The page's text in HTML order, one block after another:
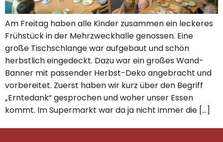
Am Freitag haben alle Kinder zusammen ein leckeres
Frühstück in der Mehrzweckhalle genossen. Eine
große Tischschlange war aufgebaut und schön
herbstlich eingedeckt. Dazu war ein großes Wand-
Banner mit passender Herbst-Deko angebracht und
vorbereitet. Zuerst haben wir kurz über den Begriff
„Erntedank“ gesprochen und woher unser Essen
kommt. Im Supermarkt war da ja nicht immer die […]